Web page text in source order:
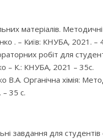
матеріалів.
. – Київ: КНУБА, 2021. –
робіт для
– К.: КНУБА, 2021 – 35с.
Органічна хімія:
– 35 с.
завдання для